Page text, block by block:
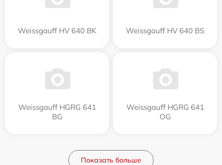
Weissgauff HV 640 BK Weissgauff HV 640 BS
Weissgauff HGRG 641
BG
Weissgauff HGRG 641
OG
Показать больше